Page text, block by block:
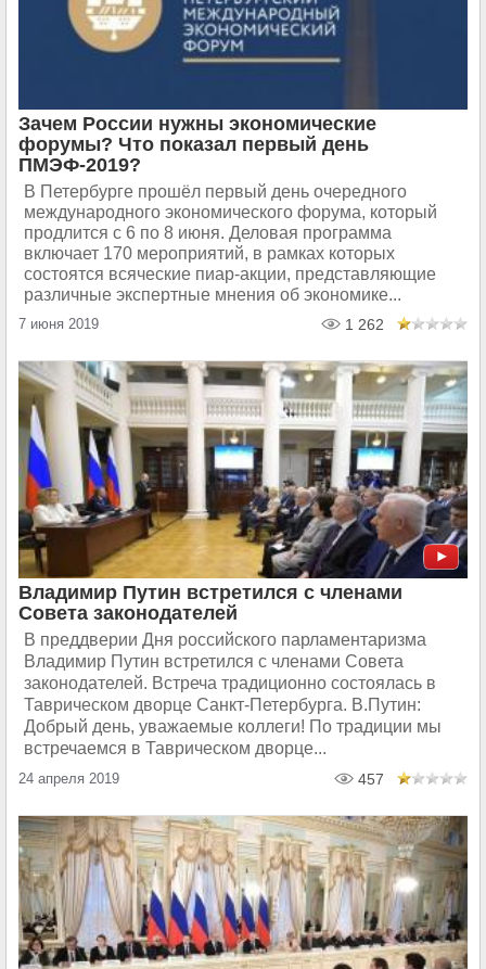
Зачем России нужны экономические
форумы? Что показал первый день
ПМЭФ-2019?
В Петербурге прошёл первый день очередного
международного экономического форума, который
продлится с 6 по 8 июня. Деловая программа
включает 170 мероприятий, в рамках которых
состоятся всяческие пиар-акции, представляющие
различные экспертные мнения об экономике...
7 июня 2019 1 262
Владимир Путин встретился с членами
Совета законодателей
В преддверии Дня российского парламентаризма
Владимир Путин встретился с членами Совета
законодателей. Встреча традиционно состоялась в
Таврическом дворце Санкт‑Петербурга. В.Путин:
Добрый день, уважаемые коллеги! По традиции мы
встречаемся в Таврическом дворце...
24 апреля 2019 457